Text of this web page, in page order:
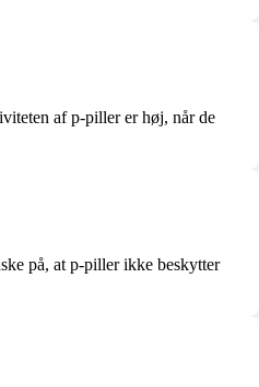
af p-piller er høj, når de
på, at p-piller ikke beskytter